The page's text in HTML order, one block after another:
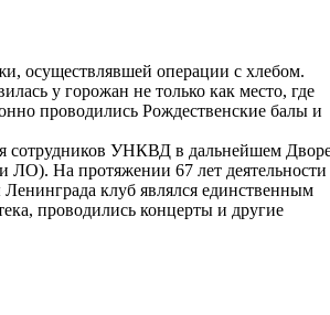
осуществлявшей операции с хлебом.
у горожан не только как место, где
проводились Рождественские балы и
сотрудников УНКВД в дальнейшем
На протяжении 67 лет деятельности
клуб являлся единственным
проводились концерты и другие